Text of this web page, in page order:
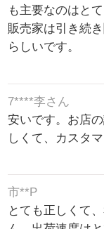
も主要なのはと
販売家は引き続
らしいです。
7****李さん
安いです。お店
しくて、カスタ
市**P
とても正しくて